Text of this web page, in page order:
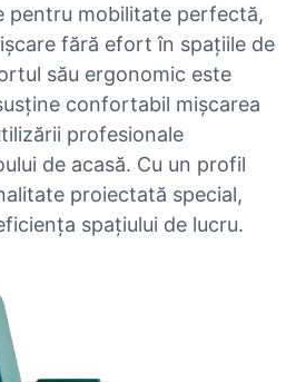
pentru mobilitate perfectă,
fără efort în spațiile de
său ergonomic este
confortabil mișcarea
profesionale
de acasă. Cu un profil
proiectată special,
spațiului de lucru.